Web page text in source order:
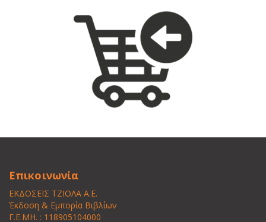
Επικοινωνία
ΕΚΔΟΣΕΙΣ ΤΖΙΟΛΑ Α.Ε.
Έκδοση & Εμπορία Βιβλίων
Γ.Ε.ΜΗ. : 118905104000